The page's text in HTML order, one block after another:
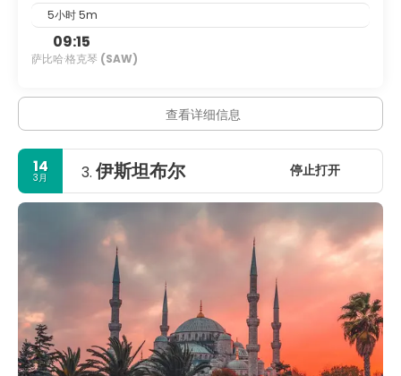
5小时 5m
09:15
萨比哈·格克琴 (SAW)
查看详细信息
14
3月 3. 伊斯坦布尔 停止打开